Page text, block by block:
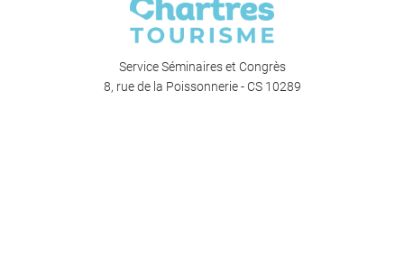
Service Séminaires et Congrès
8, rue de la Poissonnerie - CS 10289